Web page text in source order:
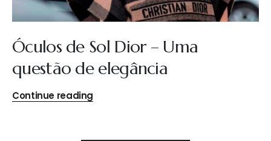
Óculos de Sol Dior – Uma
questão de elegância
Continue reading